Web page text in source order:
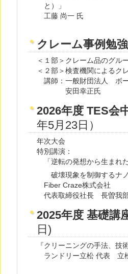
と）」
工藤 尚一 氏
クレーム事例
＜１部＞クレーム品のグル
＜２部＞検査機関によるク
講師：一般財団法人 ボ
安田幸正氏
2026年度 TES会
年5月23日）
年次大会
特別講演：
「逆転の発想から生まれた
破壊現象を制御するナ
Fiber Craze株式会社
代表取締役社長 長曽我
2025年度 基礎講
日)
『クリーニングの手法、技
ランドリー立松 代表 立